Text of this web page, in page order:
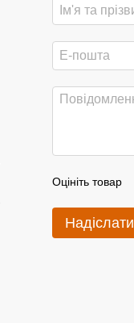
Оцініть товар
Надіслати